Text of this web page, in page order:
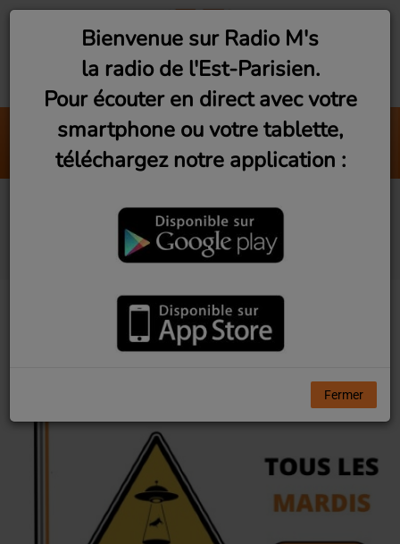
Live Vibes (Vendredi 19h)
Radio M's
Les Rencontres du
3ème Geek S2Ep1
Bienvenue sur Radio M's
la radio de l'Est-Parisien.
Pour écouter en direct avec votre
smartphone ou votre tablette,
téléchargez notre application :
Fermer